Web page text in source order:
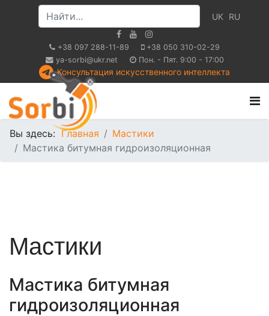
UK RU
+38 097 288-11-89
+38 050 310-02-29
ya-sorbi@ukr.net
Пон. - Пят. 9:00 - 17:00
Консультация искусственного интеллекта
Вы здесь:Главная
Мастики
Мастика битумная гидроизоляционная
Мастики
Мастика битумная
гидроизоляционная